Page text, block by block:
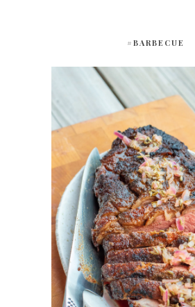
#BARBECUE